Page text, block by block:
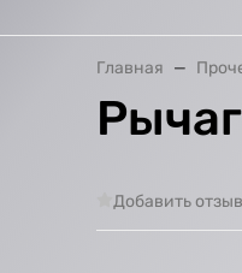
Главная
Добавить отзыв